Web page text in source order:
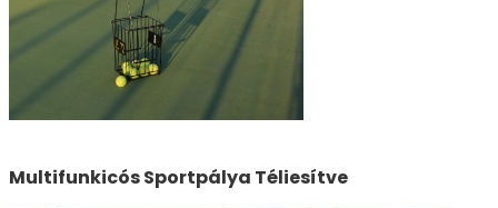
Multifunkicós Sportpálya Téliesítve